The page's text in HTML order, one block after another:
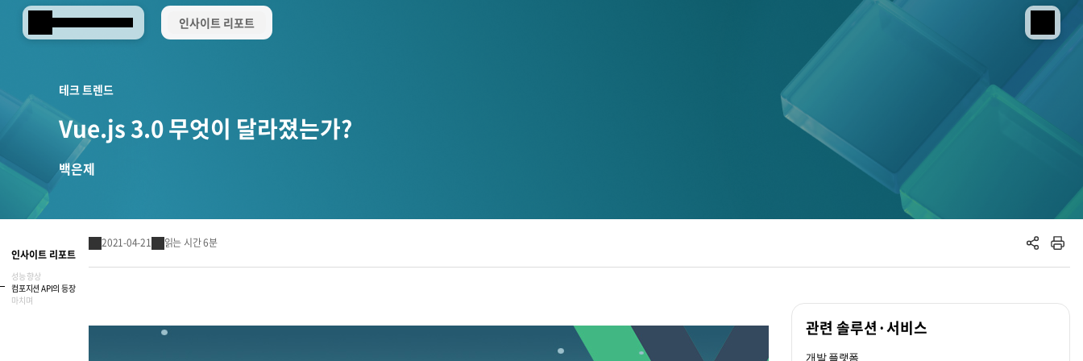
Samsung SDS 인사이트 리포트
AI 전환(AX)
삼성SDS 클라우드의 특별함
Brity Works
ESG 서비스 디지털 공공
삼성SDS 물류의 특별함
삼성SDS 소개
이사회 및 위원회
ESG 소식 안전보건경영
언론보도
테크 트렌드
Vue.js 3.0 무엇이 달라졌는가?
백은제
인사이트 리포트
성능 향상
컴포지션 API의 등장
마치며
2021-04-21 읽는 시간 6분 공유하기인쇄하기
관련 솔루션·서비스
개발 플랫폼